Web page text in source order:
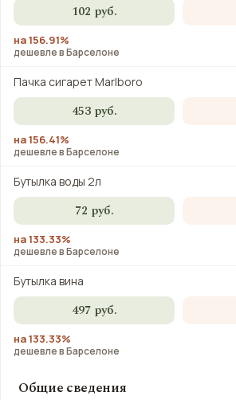
102 руб.
на 156.91%
дешевле в Барселоне
Пачка сигарет Marlboro
453 руб.
на 156.41%
дешевле в Барселоне
Бутылка воды 2л
72 руб.
на 133.33%
дешевле в Барселоне
Бутылка вина
497 руб.
на 133.33%
дешевле в Барселоне
Общие сведения